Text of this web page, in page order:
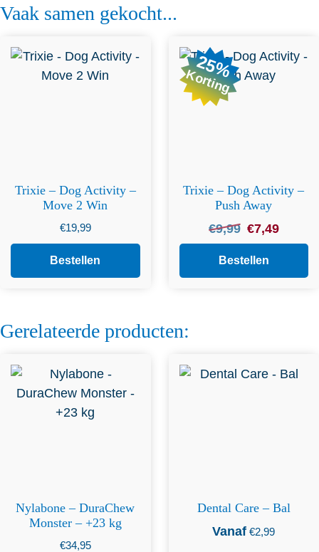
Vaak samen gekocht...
Trixie – Dog Activity –
Move 2 Win
€19,99
Bestellen
25%
Korting
Trixie – Dog Activity –
Push Away
€9,99 Oorspronkelijke
prijs
was:
€9,99.
€7,49Huidige
prijs
€7,49.
Bestellen
Gerelateerde producten:
Nylabone – DuraChew
Monster – +23 kg
€34,95
Dental Care – Bal
Vanaf €2,99
meerdere variaties. Deze